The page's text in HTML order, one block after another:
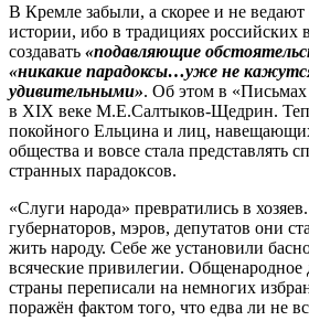
В Кремле забыли, а скорее и не ведают
истории, ибо в традициях российских
создавать «подавляющие
«никакие парадоксы…уже не
удивительными». Об этом в «Письмах
в XIX веке М.Е.Салтыков-Щедрин.
покойного Ельцина и лиц,
общества и вовсе стала представлять
странных парадоксов.
«Слуги народа» превратились в
губернаторов, мэров, депутатов они
жить народу. Себе же установили
всяческие привилегии. Общенародное
страны переписали на немногих
поражён фактом того, что едва ли не